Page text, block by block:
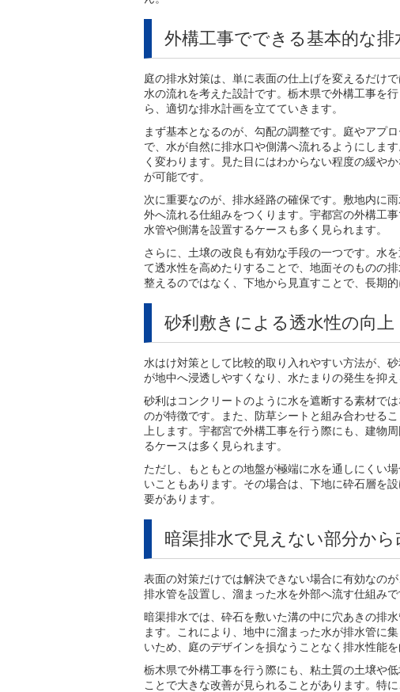
外構工事でできる基本的な排
庭の排水対策は、単に表面の仕上げを変えるだけ
水の流れを考えた設計です。栃木県で外構工事を
ら、適切な排水計画を立てていきます。
まず基本となるのが、勾配の調整です。庭やアプ
で、水が自然に排水口や側溝へ流れるようにしま
く変わります。見た目にはわからない程度の緩や
が可能です。
次に重要なのが、排水経路の確保です。敷地内に
外へ流れる仕組みをつくります。宇都宮の外構工
水管や側溝を設置するケースも多く見られます。
さらに、土壌の改良も有効な手段の一つです。水
て透水性を高めたりすることで、地面そのものの
整えるのではなく、下地から見直すことで、長期
砂利敷きによる透水性の向上
水はけ対策として比較的取り入れやすい方法が、
が地中へ浸透しやすくなり、水たまりの発生を抑え
砂利はコンクリートのように水を遮断する素材で
のが特徴です。また、防草シートと組み合わせる
上します。宇都宮で外構工事を行う際にも、建物
るケースは多く見られます。
ただし、もともとの地盤が極端に水を通しにくい
いこともあります。その場合は、下地に砕石層を
要があります。
暗渠排水で見えない部分か
表面の対策だけでは解決できない場合に有効なの
排水管を設置し、溜まった水を外部へ流す仕組みで
暗渠排水では、砕石を敷いた溝の中に穴あきの排
ます。これにより、地中に溜まった水が排水管に
いため、庭のデザインを損なうことなく排水性能を
栃木県で外構工事を行う際にも、粘土質の土壌や
ことで大きな改善が見られることがあります。特